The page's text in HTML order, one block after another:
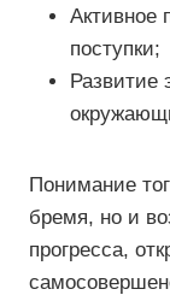
Активное
поступки;
Развитие
Понимание
бремя, но и
прогресса,